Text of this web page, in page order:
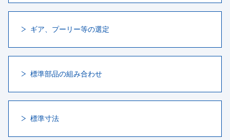
ギア、プーリー等の選定
標準部品の組み合わせ
標準寸法